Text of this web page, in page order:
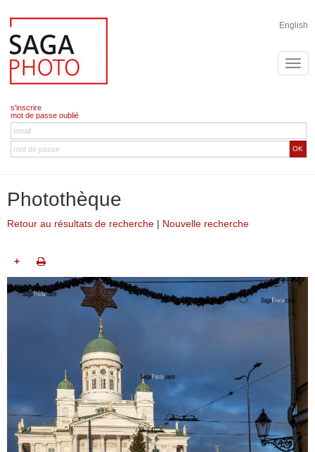
English
s'inscrire
mot de passe oublié
OK
Photothèque
Retour au résultats de recherche | Nouvelle recherche
+